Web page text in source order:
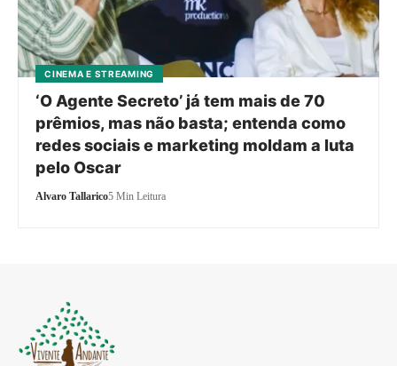
CINEMA E STREAMING
‘O Agente Secreto’ já tem mais de 70
prêmios, mas não basta; entenda como
redes sociais e marketing moldam a luta
pelo Oscar
Alvaro Tallarico5 Min Leitura